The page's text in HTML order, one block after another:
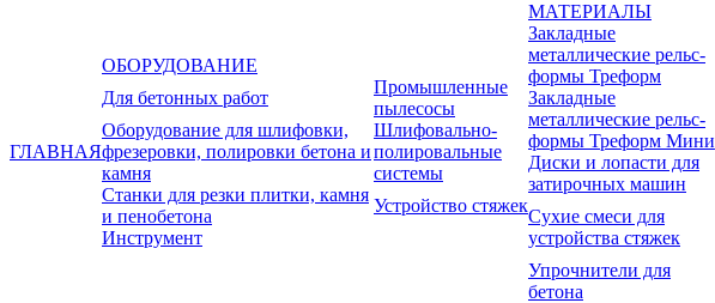
ГЛАВНАЯ
ОБОРУДОВАНИЕ
Для бетонных работ
Промышленные
пылесосы
Оборудование для шлифовки,
фрезеровки, полировки бетона и
камня
Шлифовально-
полировальные
системы
Станки для резки плитки, камня
и пенобетона
Устройство стяжек
Инструмент
МАТЕРИАЛЫ
Закладные
металлические рельс-
формы Треформ
Закладные
металлические рельс-
формы Треформ Мини
Диски и лопасти для
затирочных машин
Сухие смеси для
устройства стяжек
Упрочнители для
бетона